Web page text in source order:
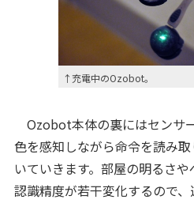
↑充電中のOzobot。
Ozobot本体の裏にはセンサ
色を感知しながら命令を読み
いていきます。部屋の明るさ
認識精度が若干変化するので